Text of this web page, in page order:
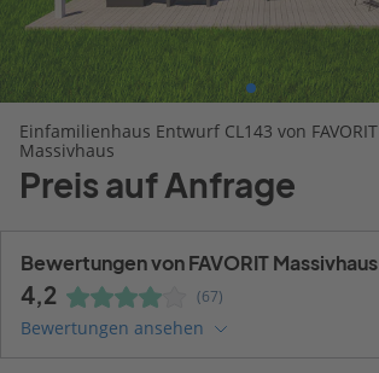
Einfamilienhaus Entwurf CL143 von FAVORIT
Massivhaus
Preis auf Anfrage
Bewertungen von FAVORIT Massivhaus
4,2 (67)
Bewertungen ansehen